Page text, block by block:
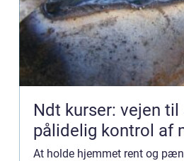
Ndt kurser: vejen til
pålidelig kontrol af
At holde hjemmet rent og